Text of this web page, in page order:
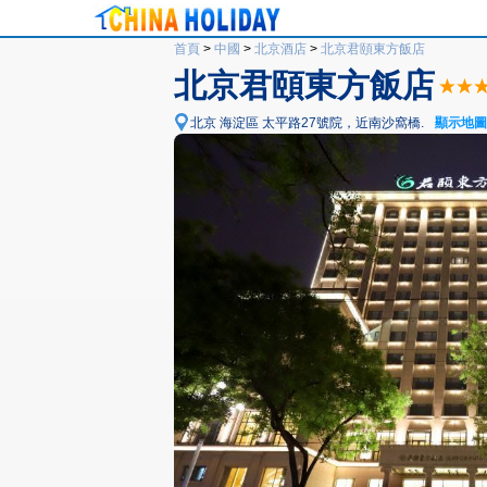
首頁> 中國 > 北京酒店> 北京君頤東方飯店
北京君頤東方飯店
北京 海淀區 太平路27號院，近南沙窩橋. 顯示地